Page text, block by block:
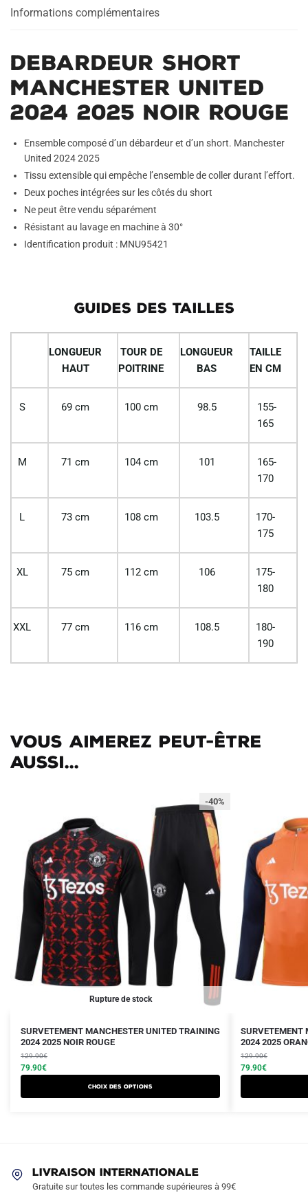
Rouge
Informations complémentaires
Debardeur Short
Manchester United
2024 2025 Noir Rouge
Ensemble composé d’un débardeur et d’un short. Manchester
United 2024 2025
Tissu extensible qui empêche l’ensemble de coller durant l’effort.
Deux poches intégrées sur les côtés du short
Ne peut être vendu séparément
Résistant au lavage en machine à 30°
Identification produit : MNU95421
GUIDES DES TAILLES
LONGUEUR
HAUT
TOUR DE
POITRINE
LONGUEUR
BAS
TAILLE
EN CM
S 69 cm 100 cm 98.5
155-
165
M 71 cm 104 cm 101
165-
170
L 73 cm 108 cm 103.5
170-
175
XL 75 cm 112 cm 106
175-
180
XXL 77 cm 116 cm 108.5
180-
190
Vous aimerez peut-être
aussi...
Rupture de stock
-40%
SURVETEMENT MANCHESTER UNITED TRAINING
2024 2025 NOIR ROUGE
129.90€
Le
prix
initial
était :
79.90€
Le
prix
actuel
est :
Choix des options
Ce
produit
a
plusieurs
variations.
choisies
SURVETEMENT
2024 2025
129.90€
Le
prix
initial
était :
79.90€
Le
prix
actuel
est :
Ce
produit
a
plusieurs
variations.
LIVRAISON INTERNATIONALE
Gratuite sur toutes les commande supérieures à 99€